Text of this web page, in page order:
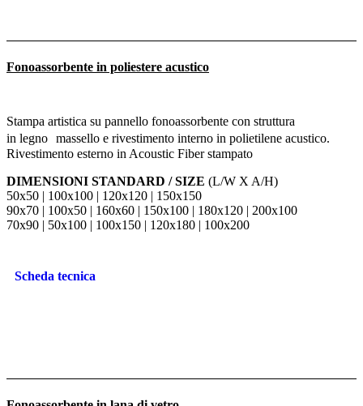
Fonoassorbente in poliestere acustico
Stampa artistica su pannello fonoassorbente con struttura
in legno massello e rivestimento interno in polietilene acustico.
Rivestimento esterno in Acoustic Fiber stampato
DIMENSIONI STANDARD / SIZE (L/W X A/H)
50x50 | 100x100 | 120x120 | 150x150
90x70 | 100x50 | 160x60 | 150x100 | 180x120 | 200x100
70x90 | 50x100 | 100x150 | 120x180 | 100x200
Scheda tecnica